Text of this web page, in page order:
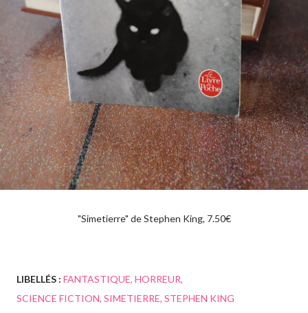
"Simetierre" de Stephen King, 7.50€
LIBELLÉS : FANTASTIQUE HORREUR
SCIENCE FICTION SIMETIERRE STEPHEN KING